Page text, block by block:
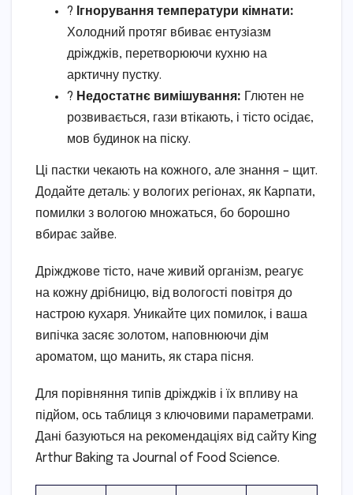
?️ Ігнорування температури кімнати:
Холодний протяг вбиває ентузіазм
дріжджів, перетворюючи кухню на
арктичну пустку.
? Недостатнє вимішування: Глютен не
розвивається, гази втікають, і тісто осідає,
мов будинок на піску.
Ці пастки чекають на кожного, але знання – щит.
Додайте деталь: у вологих регіонах, як Карпати,
помилки з вологою множаться, бо борошно
вбирає зайве.
Дріжджове тісто, наче живий організм, реагує
на кожну дрібницю, від вологості повітря до
настрою кухаря. Уникайте цих помилок, і ваша
випічка засяє золотом, наповнюючи дім
ароматом, що манить, як стара пісня.
Для порівняння типів дріжджів і їх впливу на
підйом, ось таблиця з ключовими параметрами.
Дані базуються на рекомендаціях від сайту King
Arthur Baking та Journal of Food Science.